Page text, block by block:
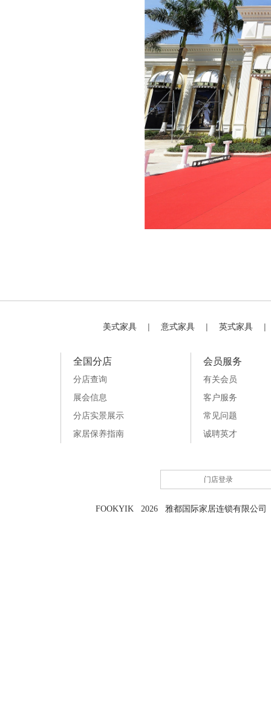
美式家具 | 意式家具 | 英式家具 |
全国分店
分店查询
展会信息
分店实景展示
家居保养指南
会员服务
有关会员
客户服务
常见问题
诚聘英才
门店登录
FOOKYIK 2026 雅都国际家居连锁有限公司